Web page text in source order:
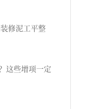
修泥工平整
这些增项一定